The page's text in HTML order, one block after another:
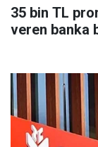
35 bin TL
veren banka